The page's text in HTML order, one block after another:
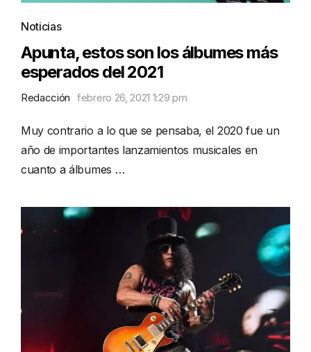
Noticias
Apunta, estos son los álbumes más
esperados del 2021
Redacción febrero 26, 2021 1:29 pm
Muy contrario a lo que se pensaba, el 2020 fue un
año de importantes lanzamientos musicales en
cuanto a álbumes …